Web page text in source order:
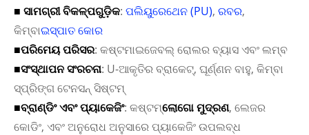
■ ସାମଗ୍ରୀ ବିକଳ୍ପଗୁଡ଼ିକ: ପଲିୟୁରେଥେନ (PU), ରବର,
କିମ୍ବାଇସ୍ପାତ କୋର
■ପରିମେୟ ପରିସର: କଷ୍ଟମାଇଜେବଲ୍ ରୋଲର ବ୍ୟାସ ଏବଂ ଲମ୍ବ
■ସଂସ୍ଥାପନ ସଂରଚନା: U-ଆକୃତିର ବ୍ରାକେଟ୍, ଘୂର୍ଣ୍ଣନ ବାହୁ, କିମ୍ବା
ସ୍ପ୍ରିଙ୍ଗ ଟେନସନ୍ ସିଷ୍ଟମ୍
■ବ୍ରାଣ୍ଡିଂ ଏବଂ ପ୍ୟାକେଜିଂ: କଷ୍ଟମ୍ଲୋଗୋ ମୁଦ୍ରଣ, ଲେଜର
କୋଡିଂ, ଏବଂ ଅନୁରୋଧ ଅନୁସାରେ ପ୍ୟାକେଜିଂ ଉପଲବ୍ଧ